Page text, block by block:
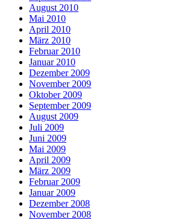
August 2010
Mai 2010
April 2010
März 2010
Februar 2010
Januar 2010
Dezember 2009
November 2009
Oktober 2009
September 2009
August 2009
Juli 2009
Juni 2009
Mai 2009
April 2009
März 2009
Februar 2009
Januar 2009
Dezember 2008
November 2008